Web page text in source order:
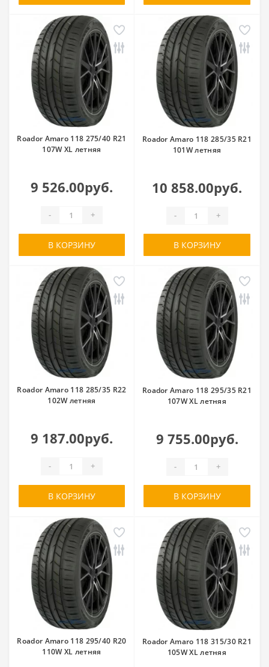
Roador Amaro 118 275/40 R21
107W XL летняя
9 526.00руб.
- +
В КОРЗИНУ
Roador Amaro 118 285/35 R21
101W летняя
10 858.00руб.
- +
В КОРЗИНУ
Roador Amaro 118 285/35 R22
102W летняя
9 187.00руб.
- +
В КОРЗИНУ
Roador Amaro 118 295/35 R21
107W XL летняя
9 755.00руб.
- +
В КОРЗИНУ
Roador Amaro 118 295/40 R20
110W XL летняя
Roador Amaro 118 315/30 R21
105W XL летняя